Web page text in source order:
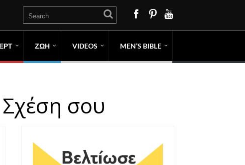
ΖΩΗ VIDEOS MEN’S BIBLE
Σχέση σου